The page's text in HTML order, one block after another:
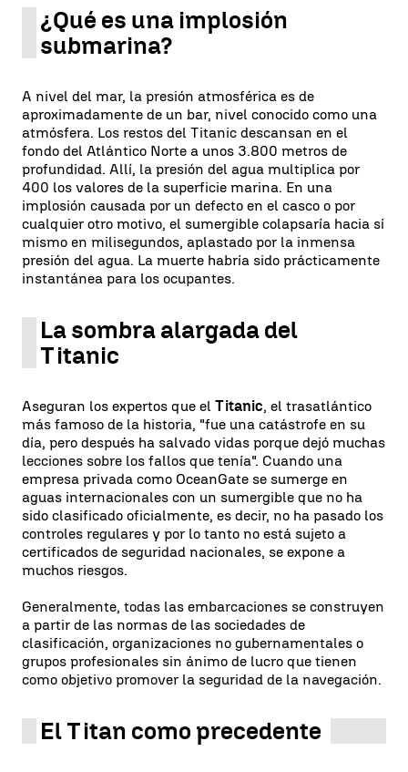
¿Qué es una implosión
submarina?
A nivel del mar, la presión atmosférica es de
aproximadamente de un bar, nivel conocido como una
atmósfera. Los restos del Titanic descansan en el
fondo del Atlántico Norte a unos 3.800 metros de
profundidad. Allí, la presión del agua multiplica por
400 los valores de la superficie marina. En una
implosión causada por un defecto en el casco o por
cualquier otro motivo, el sumergible colapsaría hacia sí
mismo en milisegundos, aplastado por la inmensa
presión del agua. La muerte habría sido prácticamente
instantánea para los ocupantes.
La sombra alargada del
Titanic
Aseguran los expertos que el Titanic, el trasatlántico
más famoso de la historia, "fue una catástrofe en su
día, pero después ha salvado vidas porque dejó muchas
lecciones sobre los fallos que tenía". Cuando una
empresa privada como OceanGate se sumerge en
aguas internacionales con un sumergible que no ha
sido clasificado oficialmente, es decir, no ha pasado los
controles regulares y por lo tanto no está sujeto a
certificados de seguridad nacionales, se expone a
muchos riesgos.
Generalmente, todas las embarcaciones se construyen
a partir de las normas de las sociedades de
clasificación, organizaciones no gubernamentales o
grupos profesionales sin ánimo de lucro que tienen
como objetivo promover la seguridad de la navegación.
El Titan como precedente